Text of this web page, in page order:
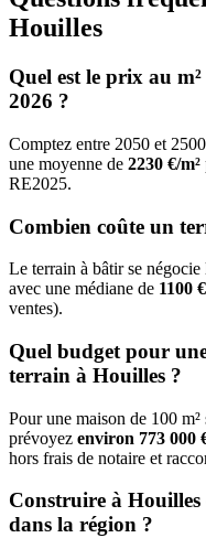
Houilles
Quel est le prix au
2026 ?
Comptez entre 2050 et
une moyenne de 2230 €/m²
RE2025.
Combien coûte un
Le terrain à bâtir se
avec une médiane de 1100
ventes).
Quel budget pour
terrain à Houilles ?
Pour une maison de 100
prévoyez environ 773 000
hors frais de notaire et
Construire à
dans la région ?